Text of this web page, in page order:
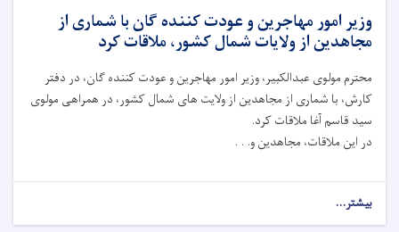
وزیر امور مهاجرین و عودت کننده گان با شماری از
مجاهدین از ولایات شمال کشور، ملاقات کرد
محترم مولوی عبدالکبیر، وزیر امور مهاجرین و عودت کننده گان، در دفتر
کارش، با شماری از مجاهدین از ولایت ‌های شمال کشور، در همراهی مولوی
سید قاسم آغا ملاقات کرد.
در این ملاقات، مجاهدین و. . .
بیشتر...